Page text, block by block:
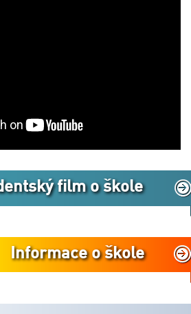
film o škole
Informace o škole